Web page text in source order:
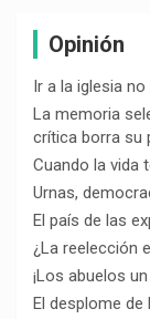
Opinión
Ir a la iglesia
La memoria
crítica borra su
Cuando la vida
Urnas,
El país de las
¿La reelección
¡Los abuelos
El desplome de